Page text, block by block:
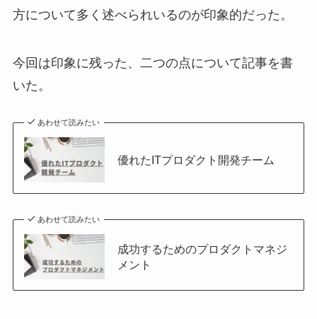
方について多く述べられいるのが印象的だった。
今回は印象に残った、二つの点について記事を書
いた。
あわせて読みたい
優れたITプロダクト開発チーム
あわせて読みたい
成功するためのプロダクトマネジ
メント